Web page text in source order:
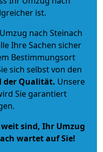
ist.
nach Steinach
Ihre Sachen sicher
Bestimmungsort
sich selbst von den
der Qualität. Unsere
Sie garantiert
sind, Ihr Umzug
wartet auf Sie!